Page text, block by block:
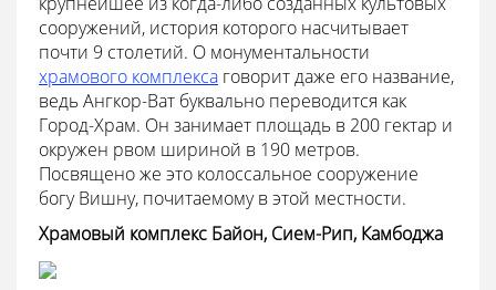
сооружений, история которого насчитывает
почти 9 столетий. О монументальности
храмового комплекса говорит даже его название,
ведь Ангкор-Ват буквально переводится как
Город-Храм. Он занимает площадь в 200 гектар и
окружен рвом шириной в 190 метров.
Посвящено же это колоссальное сооружение
богу Вишну, почитаемому в этой местности.
Храмовый комплекс Байон, Сием-Рип, Камбоджа